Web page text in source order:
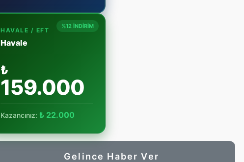
%12 İNDİRİM
HAVALE / EFT
Havale
₺
159.000
Kazancınız: ₺ 22.000
Gelince Haber Ver